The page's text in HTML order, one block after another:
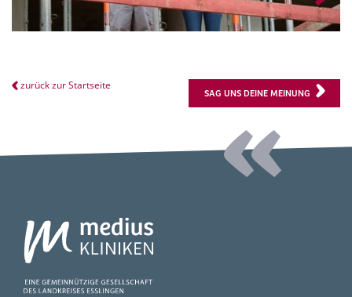
zurück zur Startseite
SAG UNS DEINE MEINUNG